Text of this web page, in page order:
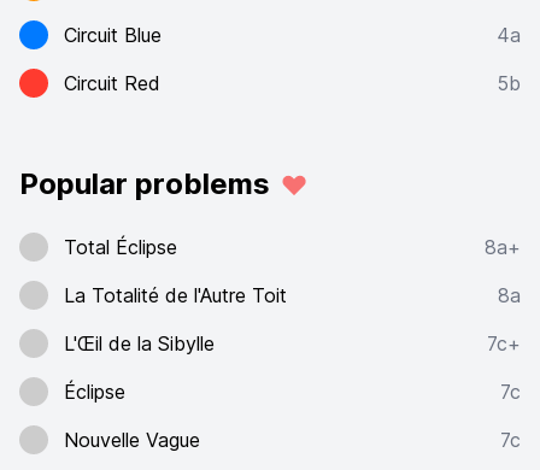
Circuit Blue
4a
Circuit Red
5b
Popular problems
Total Éclipse
8a+
La Totalité de l'Autre Toit
8a
L'Œil de la Sibylle
7c+
Éclipse
7c
Nouvelle Vague
7c